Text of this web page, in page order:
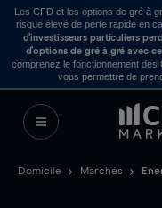
Les CFD et les options de gré à
risque élevé de perte rapide en
d’investisseurs particuliers
d’options de gré à gré avec
comprenez le fonctionnement
vous permettre de
Domicile Marchés